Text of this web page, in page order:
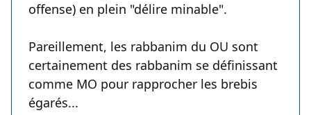
offense) en plein "délire minable".
Pareillement, les rabbanim du OU sont
certainement des rabbanim se définissant
comme MO pour rapprocher les brebis
égarés...